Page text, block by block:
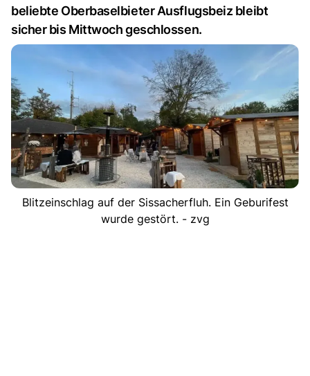
beliebte Oberbaselbieter Ausflugsbeiz bleibt
sicher bis Mittwoch geschlossen.
Blitzeinschlag auf der Sissacherfluh. Ein Geburifest
wurde gestört. - zvg